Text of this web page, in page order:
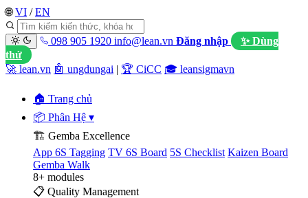
🌐 VI / EN
098 905 1920 info@lean.vn Đăng nhập
✨ Dùng
thử
🚀 lean.vn 🤖 ungdungai | 🏆 CiCC 🎓 leansigmavn
🏠 Trang chủ
📦 Phân Hệ ▾
🏗️ Gemba Excellence
App 6S Tagging TV 6S Board 5S Checklist Kaizen Board
Gemba Walk
8+ modules
📋 Quality Management